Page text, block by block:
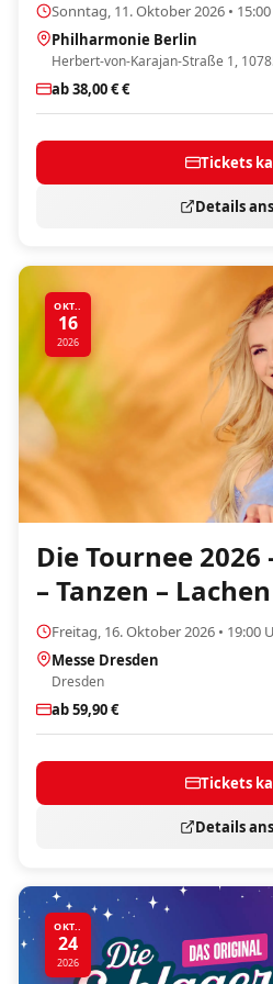
Sonntag, 11. Oktober 2026 •
Philharmonie Berlin
Herbert-von-Karajan-Straße 1,
ab 38,00 € €
Tickets
Details
OKT..
16
2026
Die Tournee 2026
– Tanzen –
Freitag, 16. Oktober 2026 • 19:00
Messe Dresden
Dresden
ab 59,90 €
Tickets
Details
OKT..
24
2026